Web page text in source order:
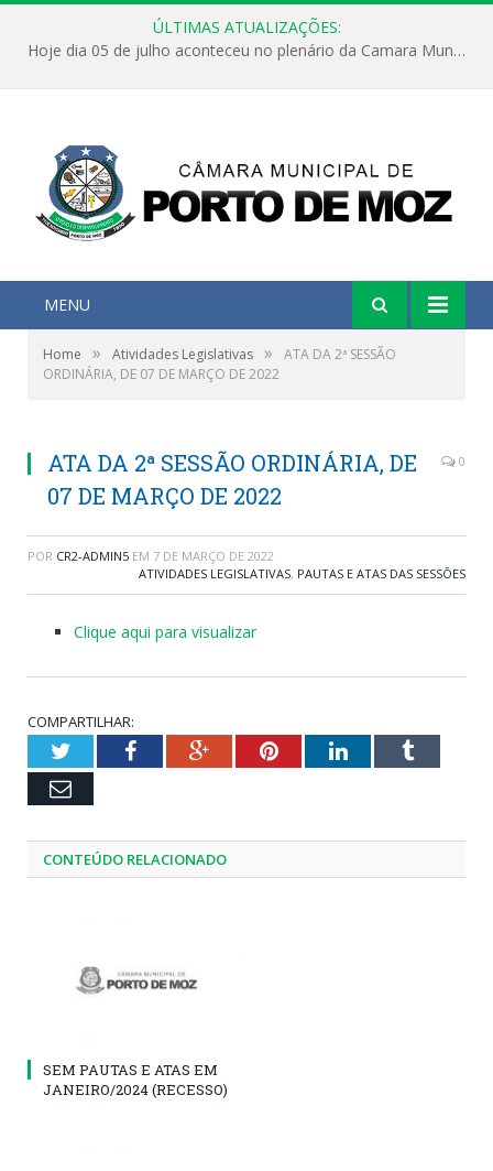
ÚLTIMAS ATUALIZAÇÕES:
Hoje dia 05 de julho aconteceu no plenário da Camara Municipal de Porto de Moz a Sessão Solene de Abertura dos Trabalhos Legislativos 2º Período da 23ª Legislatura
MENU
Home » Atividades Legislativas »
ATA DA 2ª SESSÃO
ORDINÁRIA, DE 07 DE MARÇO DE 2022
ATA DA 2ª SESSÃO ORDINÁRIA, DE
07 DE MARÇO DE 2022
0
POR CR2-ADMIN5 EM 7 DE MARÇO DE 2022
ATIVIDADES LEGISLATIVAS, PAUTAS E ATAS DAS SESSÕES
Clique aqui para visualizar
COMPARTILHAR:
TwitterFacebookGoogle+PinterestLinkedInTumblr
Email
CONTEÚDO RELACIONADO
SEM PAUTAS E ATAS EM
JANEIRO/2024 (RECESSO)